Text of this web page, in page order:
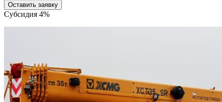
Оставить заявку
Субсидия 4%